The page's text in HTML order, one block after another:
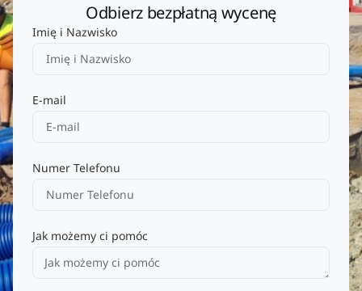
Odbierz bezpłatną wycenę
Imię i Nazwisko
E-mail
Numer Telefonu
Jak możemy ci pomóc